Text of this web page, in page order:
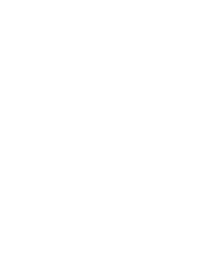
psicólogo e
do ouvido com